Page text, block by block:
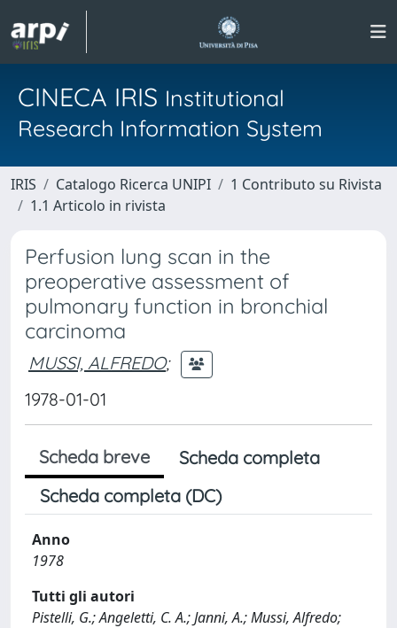
CINECA IRIS Institutional
Research Information System
IRIS Catalogo Ricerca UNIPI
1 Contributo su Rivista
1.1 Articolo in rivista
Perfusion lung scan in the
preoperative assessment of
pulmonary function in bronchial
carcinoma
MUSSI, ALFREDO;
1978-01-01
Scheda breve
Scheda completa
Scheda completa (DC)
Anno
1978
Tutti gli autori
Pistelli, G.; Angeletti, C. A.; Janni, A.; Mussi, Alfredo;